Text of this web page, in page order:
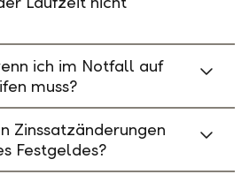
ich im Notfall auf
muss?
Zinssatzänderungen
Festgeldes?